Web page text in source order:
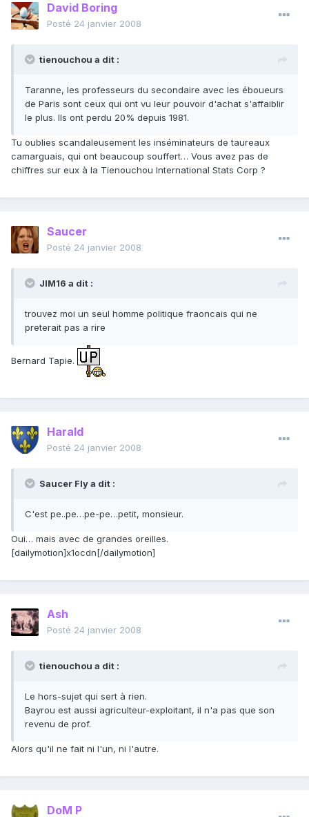
David Boring
Posté 24 janvier 2008
tienouchou a dit :
Taranne, les professeurs du secondaire avec les éboueurs
de Paris sont ceux qui ont vu leur pouvoir d'achat s'affaiblir
le plus. Ils ont perdu 20% depuis 1981.
Tu oublies scandaleusement les inséminateurs de taureaux
camarguais, qui ont beaucoup souffert… Vous avez pas de
chiffres sur eux à la Tienouchou International Stats Corp ?
Saucer
Posté 24 janvier 2008
JIM16 a dit :
trouvez moi un seul homme politique fraoncais qui ne
preterait pas a rire
Bernard Tapie.
Harald
Posté 24 janvier 2008
Saucer Fly a dit :
C'est pe..pe…pe-pe…petit, monsieur.
Oui… mais avec de grandes oreilles.
[dailymotion]x1ocdn[/dailymotion]
Ash
Posté 24 janvier 2008
tienouchou a dit :
Le hors-sujet qui sert à rien.
Bayrou est aussi agriculteur-exploitant, il n'a pas que son
revenu de prof.
Alors qu'il ne fait ni l'un, ni l'autre.
DoM P